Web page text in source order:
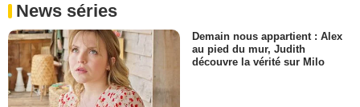
News séries
Demain nous appartient : Alex
au pied du mur, Judith
découvre la vérité sur Milo